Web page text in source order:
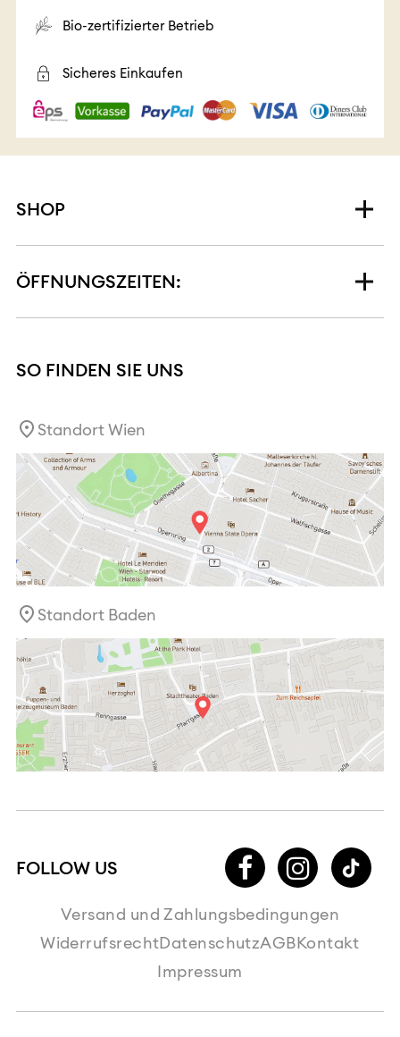
Bio-zertifizierter Betrieb
Sicheres Einkaufen
SHOP
ÖFFNUNGSZEITEN:
SO FINDEN SIE UNS
Standort Wien
Standort Baden
Versand und Zahlungsbedingungen
WiderrufsrechtDatenschutzAGBKontakt
Impressum